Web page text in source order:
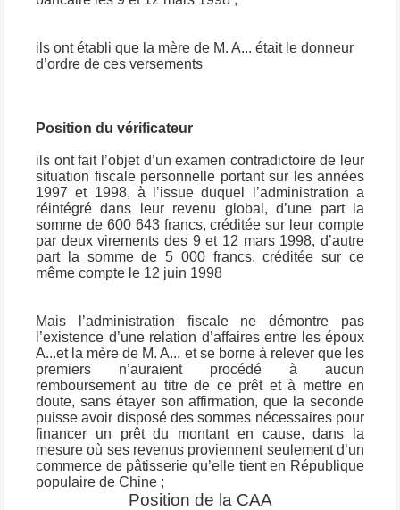
ils ont établi que la mère de M. A... était le donneur
d’ordre de ces versements
Position du vérificateur
ils ont fait l’objet d’un examen contradictoire de leur
situation fiscale personnelle portant sur les années
1997 et 1998, à l’issue duquel l’administration a
réintégré dans leur revenu global, d’une part la
somme de 600 643 francs, créditée sur leur compte
par deux virements des 9 et 12 mars 1998, d’autre
part la somme de 5 000 francs, créditée sur ce
même compte le 12 juin 1998
Mais l’administration fiscale ne démontre pas
l’existence d’une relation d’affaires entre les époux
A...et la mère de M. A... et se borne à relever que les
premiers n’auraient procédé à aucun
remboursement au titre de ce prêt et à mettre en
doute, sans étayer son affirmation, que la seconde
puisse avoir disposé des sommes nécessaires pour
financer un prêt du montant en cause, dans la
mesure où ses revenus proviennent seulement d’un
commerce de pâtisserie qu’elle tient en République
populaire de Chine ;
Position de la CAA